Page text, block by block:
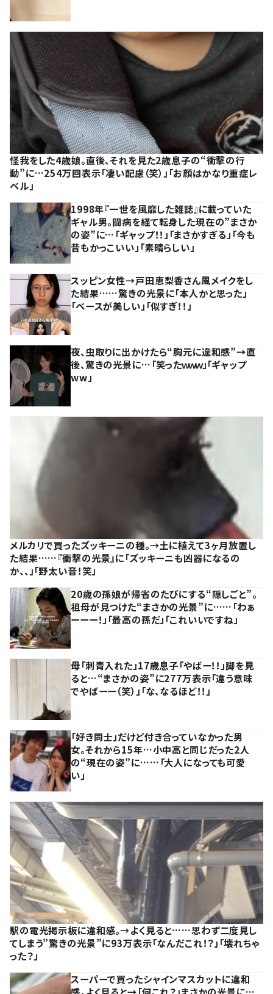
怪我をした4歳娘。直後、それを見た2歳息子の“衝撃の行
動”に…254万回表示「凄い配慮（笑）」「お顔はかなり重症レ
ベル」
1998年『一世を風靡した雑誌』に載っていた
ギャル男。闘病を経て転身した現在の”まさか
の姿”に…「ギャップ！！」「まさかすぎる」「今も
昔もかっこいい」「素晴らしい」
スッピン女性→戸田恵梨香さん風メイクをし
た結果……驚きの光景に「本人かと思った」
「ベースが美しい」「似すぎ！！」
夜、虫取りに出かけたら“胸元に違和感”→直
後、驚きの光景に…「笑ったｗｗｗ」「ギャップ
ww」
メルカリで買ったズッキーニの種。→土に植えて3ヶ月放置し
た結果……『衝撃の光景』に「ズッキーニも凶器になるの
か、、」「野太い音！笑」
20歳の孫娘が帰省のたびにする“隠しごと”。
祖母が見つけた“まさかの光景”に……「わぁ
ーーー！」「最高の孫だ」「これいいですね」
母「刺青入れた」17歳息子「やばー！！」脚を見
ると…“まさかの姿”に277万表示「違う意味
でやばーー（笑）」「な、なるほど！！」
「好き同士」だけど付き合っていなかった男
女。それから15年…小中高と同じだった2人
の“現在の姿”に……「大人になっても可愛
い」
駅の電光掲示板に違和感。→よく見ると……思わず二度見し
てしまう”驚きの光景”に93万表示「なんだこれ！？」「壊れちゃ
った？」
スーパーで買ったシャインマスカットに違和